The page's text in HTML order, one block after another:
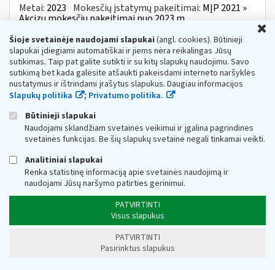
Metai: 2023 Mokesčių įstatymų pakeitimai: MĮP 2021 »
Akcizų mokesčių pakeitimai nuo 2023 m.
dėl teisės aktų (VMI prie FM viršininko 2023 m.
spalio 6 d. įsakymų VA-71, VA-72ir
Web turinio sąrašas 2023-10-09
Valstybinė mokesčių inspekcija prie Lietuvos
Respublikos finansų ministerijosinformuoja, kad
parengė šiuos teisės aktus: 1. Valstybinės mokesčių...
Metai:2023
VA-29 „Dėl apibendrintųmokesčiųįstatymų
paaiškinimų projektų rengimo,
derinimo,...konsultavimosi su visuomene
skelbimo taisyklių patvirtinimo“
Web turinio sąrašas 2023-04-27
Informuojame, kad Valstybinė mokesčių inspekcija prie
Lietuvos Respublikos finansų ministerijos,
įgyvendinama Lietuvos Respublikos mokesčių
administravimo įstatymo Nr....
Mokesčių įstatymų pakeitimai:
Šioje svetainėje naudojami slapukai(angl. cookies). Būtinieji
slapukai įdiegiami automatiškai ir jiems nėra reikalingas Jūsų
sutikimas. Taip pat galite sutikti ir su kitų slapukų naudojimu. Savo
sutikimą bet kada galėsite atšaukti pakeisdami interneto naršyklės
nustatymus ir ištrindami įrašytus slapukus. Daugiau informacijos
Slapukų politika
; Privatumo politika.
Būtinieji slapukai
Naudojami sklandžiam svetainės veikimui ir įgalina pagrindines
svetainės funkcijas. Be šių slapukų svetainė negali tinkamai veikti.
Analitiniai slapukai
Renka statistinę informaciją apie svetainės naudojimą ir
naudojami Jūsų naršymo patirties gerinimui.
PATVIRTINTI
Visus slapukus
PATVIRTINTI
Pasirinktus slapukus